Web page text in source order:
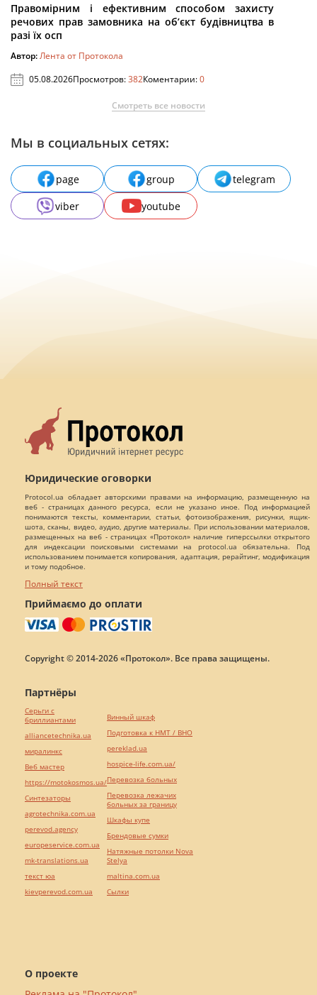
Правомірним і ефективним способом захисту
речових прав замовника на об’єкт будівництва в
разі їх осп
Автор:Лента от Протокола
05.08.2026Просмотров:382Коментарии:0
Смотреть все новости
Мы в социальных сетях:
page group
telegram
viber
youtube
Юридические оговорки
Protocol.ua обладает авторскими правами на информацию, размещенную на
веб - страницах данного ресурса, если не указано иное. Под информацией
понимаются тексты, комментарии, статьи, фотоизображения, рисунки, ящик-
шота, сканы, видео, аудио, другие материалы. При использовании материалов,
размещенных на веб - страницах «Протокол» наличие гиперссылки открытого
для индексации поисковыми системами на protocol.ua обязательна. Под
использованием понимается копирования, адаптация, рерайтинг, модификация
и тому подобное.
Полный текст
Приймаємо до оплати
Copyright © 2014-2026 «Протокол». Все права защищены.
О проекте
Партнёры
Серьги с
бриллиантами
alliancetechnika.ua
миралинкс
Веб мастер
https://motokosmos.ua/
Синтезаторы
agrotechnika.com.ua
perevod.agency
europeservice.com.ua
mk-translations.ua
текст юа
kievperevod.com.ua
Винный шкаф
Подготовка к НМТ / ВНО
pereklad.ua
hospice-life.com.ua/
Перевозка больных
Перевозка лежачих
больных за границу
Шкафы купе
Брендовые сумки
Натяжные потолки Nova
Stelya
maltina.com.ua
Cылки